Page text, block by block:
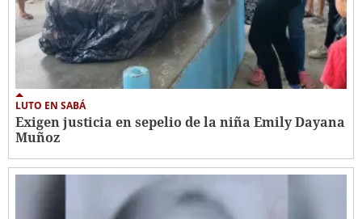
LUTO EN SABÁ
Exigen justicia en sepelio de la niña Emily Dayana
Muñoz